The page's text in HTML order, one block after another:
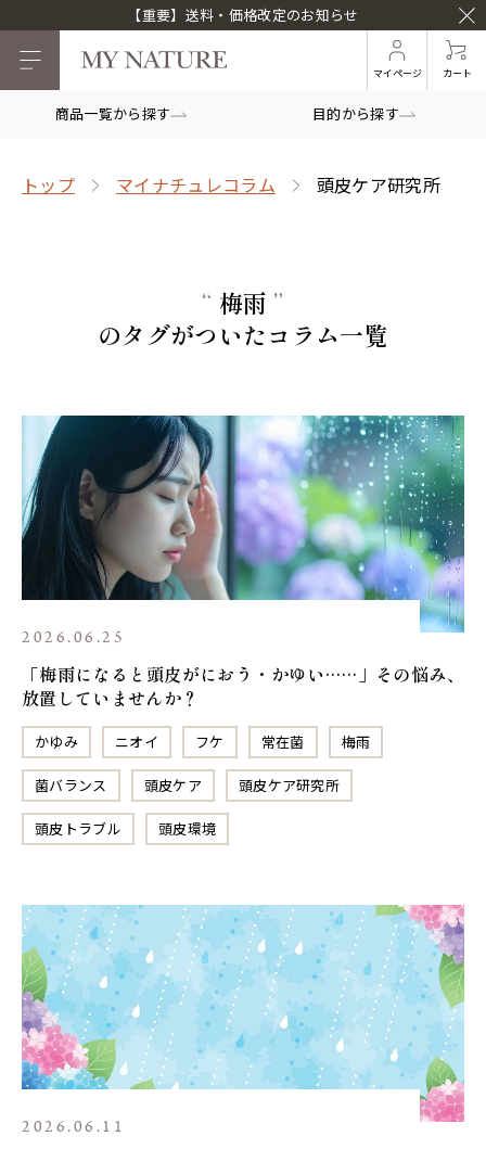
【重要】送料・価格改定のお知らせ
マイページ カート
商品一覧から探す 目的から探す
トップ マイナチュレコラム 頭皮ケア研究所
“ 梅雨 ”
のタグがついたコラム一覧
2026.06.25
「梅雨になると頭皮がにおう・かゆい……」その悩み、
放置していませんか？
かゆみ ニオイ フケ 常在菌 梅雨
菌バランス 頭皮ケア 頭皮ケア研究所
頭皮トラブル 頭皮環境
2026.06.11